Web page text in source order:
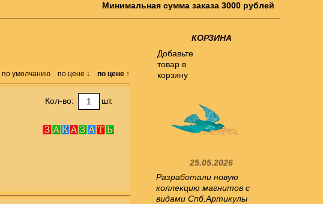
Минимальная сумма заказа 3000 рублей
КОРЗИНА
Добавьте
товар в
корзину
25.05.2026
Разработали новую
коллекцию магнитов с
видами Спб.Артикулы
по умолчанию по цене ↓ по цене ↑
Кол-во: шт.